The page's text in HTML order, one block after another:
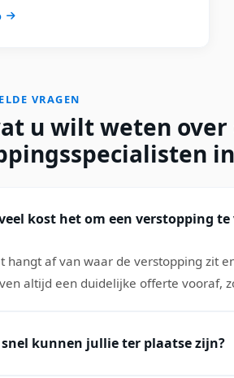
VRAGEN
u wilt weten over
kost het om een verstopping te
hangt af van waar de verstopping zit
altijd een duidelijke offerte vooraf,
snel kunnen jullie ter plaatse zijn?